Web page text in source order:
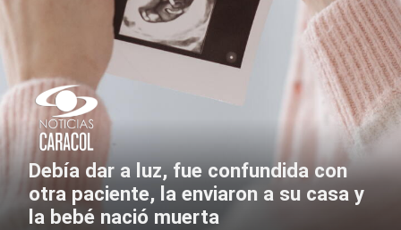
Debía dar a luz, fue confundida con
otra paciente, la enviaron a su casa y
la bebé nació muerta